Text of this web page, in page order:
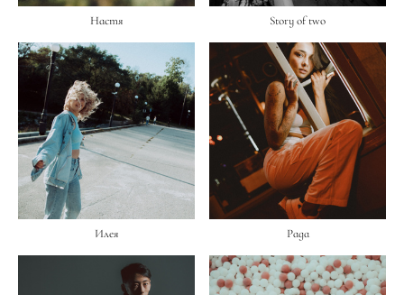
Настя Story of two
Илея Рада